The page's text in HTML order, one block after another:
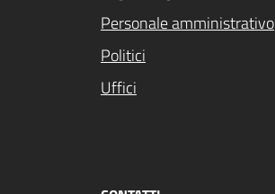
Personale amministrativo
Politici
Uffici